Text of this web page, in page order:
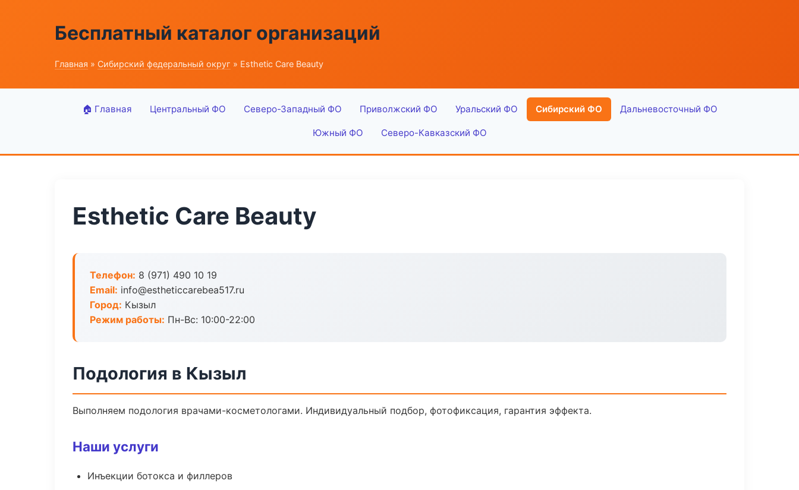
Бесплатный каталог организаций
Главная » Сибирский федеральный округ » Esthetic Care Beauty
🏠 Главная Центральный ФО Северо-Западный ФО Приволжский ФО Уральский ФО Сибирский ФО Дальневосточный ФО
Южный ФО Северо-Кавказский ФО
Esthetic Care Beauty
Телефон: 8 (971) 490 10 19
Email: info@estheticcarebea517.ru
Город: Кызыл
Режим работы: Пн-Вс: 10:00-22:00
Подология в Кызыл
Выполняем подология врачами-косметологами. Индивидуальный подбор, фотофиксация, гарантия эффекта.
Наши услуги
Инъекции ботокса и филлеров